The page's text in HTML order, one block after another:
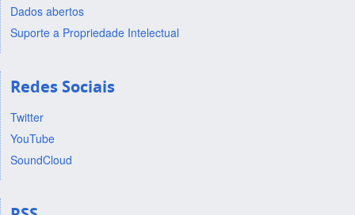
Dados abertos
Suporte a Propriedade Intelectual
Redes Sociais
Twitter
YouTube
SoundCloud